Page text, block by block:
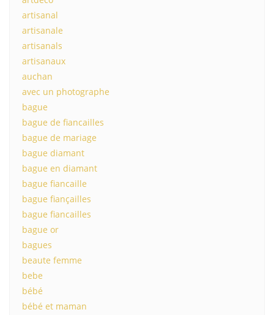
artisanal
artisanale
artisanals
artisanaux
auchan
avec un photographe
bague
bague de fiancailles
bague de mariage
bague diamant
bague en diamant
bague fiancaille
bague fiançailles
bague fiancailles
bague or
bagues
beaute femme
bebe
bébé
bébé et maman